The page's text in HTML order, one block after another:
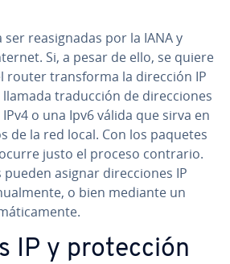
ser reasi­g­na­das por la IANA y
Si, a pesar de ello, se quiere
router tra­n­s­fo­r­ma la dirección IP
tra­du­c­ción de di­re­c­cio­nes
o una Ipv6 válida que sirva en
de la red local. Con los paquetes
justo el proceso contrario.
asignar di­re­c­cio­nes IP
o bien mediante un
IP y pro­te­c­ción